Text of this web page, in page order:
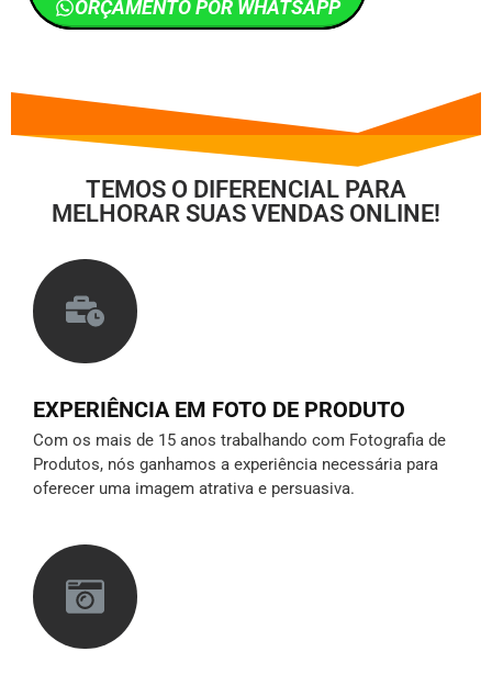
ORÇAMENTO POR WHATSAPP
TEMOS O DIFERENCIAL PARA
MELHORAR SUAS VENDAS ONLINE!
EXPERIÊNCIA EM FOTO DE PRODUTO
Com os mais de 15 anos trabalhando com Fotografia de
Produtos, nós ganhamos a experiência necessária para
oferecer uma imagem atrativa e persuasiva.